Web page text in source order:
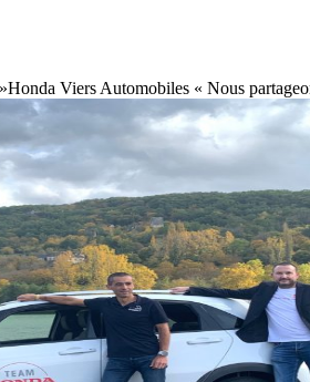
»Honda Viers Automobiles « Nous